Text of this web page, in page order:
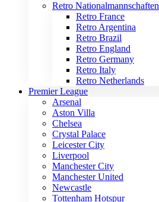
Retro Nationalmannschaften
Retro France
Retro Argentina
Retro Brazil
Retro England
Retro Germany
Retro Italy
Retro Netherlands
Premier League
Arsenal
Aston Villa
Chelsea
Crystal Palace
Leicester City
Liverpool
Manchester City
Manchester United
Newcastle
Tottenham Hotspur